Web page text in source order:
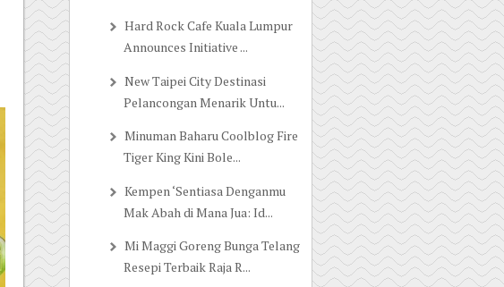
Hard Rock Cafe Kuala Lumpur
Announces Initiative ...
New Taipei City Destinasi
Pelancongan Menarik Untu...
Minuman Baharu Coolblog Fire
Tiger King Kini Bole...
Kempen ‘Sentiasa Denganmu
Mak Abah di Mana Jua: Id...
Mi Maggi Goreng Bunga Telang
Resepi Terbaik Raja R...